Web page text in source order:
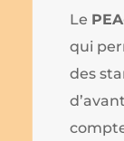
Le
qui
des